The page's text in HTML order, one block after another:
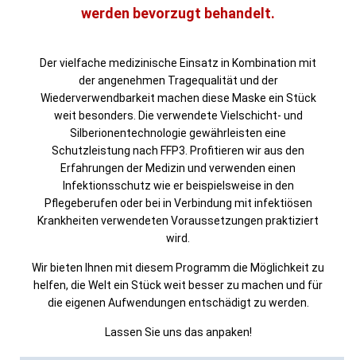
werden bevorzugt behandelt.
Der vielfache medizinische Einsatz in Kombination mit
der angenehmen Tragequalität und der
Wiederverwendbarkeit machen diese Maske ein Stück
weit besonders. Die verwendete Vielschicht- und
Silberionentechnologie gewährleisten eine
Schutzleistung nach FFP3. Profitieren wir aus den
Erfahrungen der Medizin und verwenden einen
Infektionsschutz wie er beispielsweise in den
Pflegeberufen oder bei in Verbindung mit infektiösen
Krankheiten verwendeten Voraussetzungen praktiziert
wird.
Wir bieten Ihnen mit diesem Programm die Möglichkeit zu
helfen, die Welt ein Stück weit besser zu machen und für
die eigenen Aufwendungen entschädigt zu werden.
Lassen Sie uns das anpaken!